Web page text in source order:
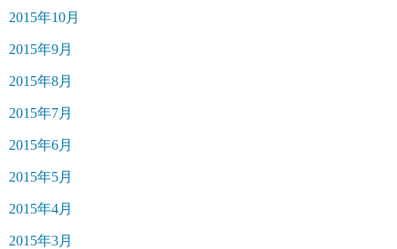
2015年10月
2015年9月
2015年8月
2015年7月
2015年6月
2015年5月
2015年4月
2015年3月